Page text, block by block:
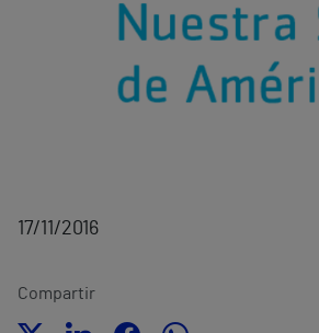
17/11/2016
Compartir